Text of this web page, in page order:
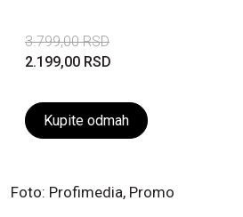
3.799,00 RSD
2.199,00 RSD
Kupite odmah
Foto: Profimedia, Promo